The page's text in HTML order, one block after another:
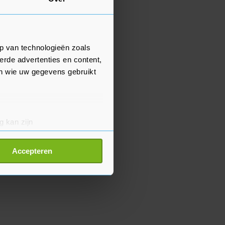
van technologieën zoals
advertenties en content,
wie uw gegevens gebruikt
kan zijn
detailgedeelte
Accepteren